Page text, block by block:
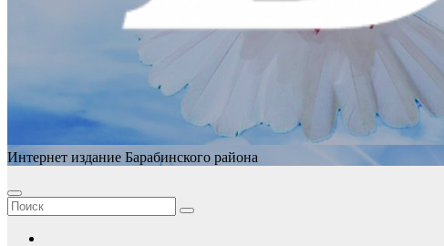
Интернет издание Барабинского района